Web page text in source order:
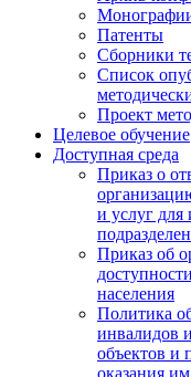
Патенты
Сборники
Список
Проект
Целевое обучение
Доступная среда
Приказ о
и услуг для
Приказ об
населения
Политика
инвалидов
объектов и
оказания